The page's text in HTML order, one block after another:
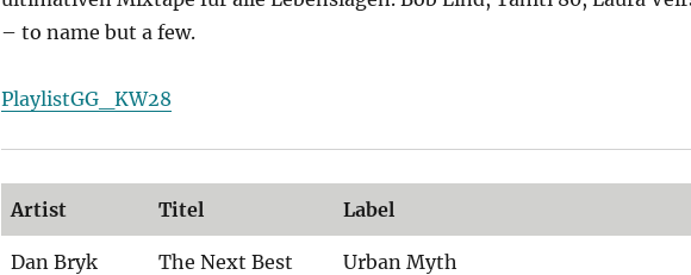
– to name but a few.
PlaylistGG_KW28
Artist Titel Label
Dan Bryk
The Next Best
Urban Myth